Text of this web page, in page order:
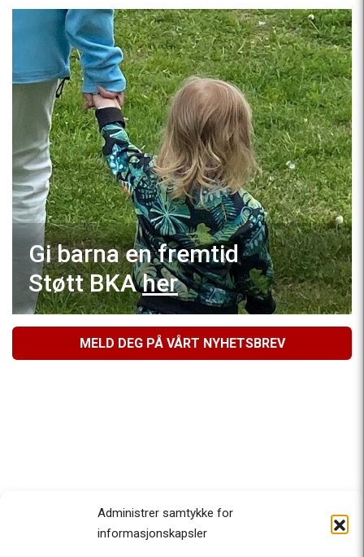
Administrer samtykke for
informasjonskapsler
Gi barna en fremtid
Støtt BKAher
MELD DEG PÅ VÅRT NYHETSBREV